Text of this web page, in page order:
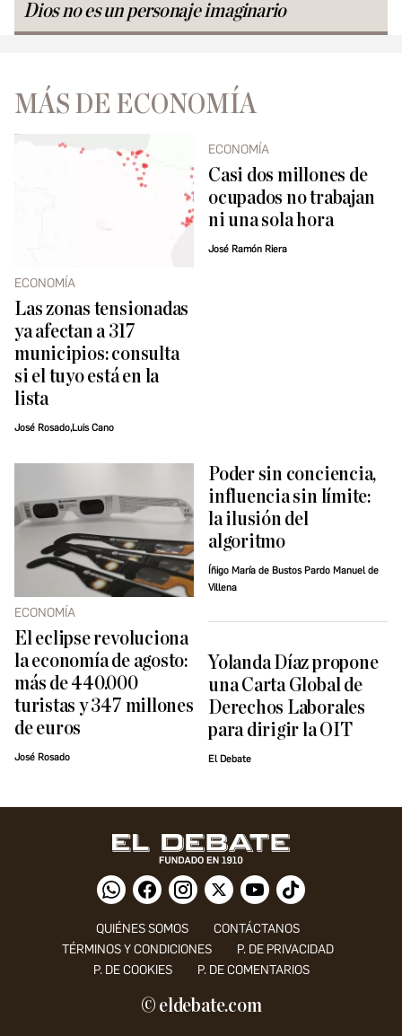
Dios no es un personaje imaginario
MÁS DE ECONOMÍA
ECONOMÍA
Las zonas tensionadas
ya afectan a 317
municipios: consulta
si el tuyo está en la
lista
José Rosado,Luis Cano
ECONOMÍA
Casi dos millones de
ocupados no trabajan
ni una sola hora
José Ramón Riera
ECONOMÍA
El eclipse revoluciona
la economía de agosto:
más de 440.000
turistas y 347 millones
de euros
José Rosado
Poder sin conciencia,
influencia sin límite:
la ilusión del
algoritmo
Íñigo María de Bustos Pardo Manuel de
Villena
Yolanda Díaz propone
una Carta Global de
Derechos Laborales
para dirigir la OIT
El Debate
QUIÉNES SOMOS
CONTÁCTANOS
TÉRMINOS Y CONDICIONES
P. DE PRIVACIDAD
P. DE COOKIES
P. DE COMENTARIOS
© eldebate.com